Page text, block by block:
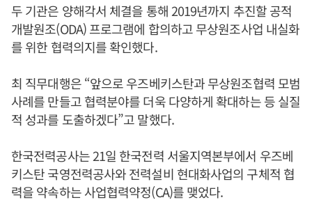
두 기관은 양해각서 체결을 통해 2019년까지 추진할 공적
개발원조(ODA) 프로그램에 합의하고 무상원조사업 내실화
를 위한 협력의지를 확인했다.
최 직무대행은 “앞으로 우즈베키스탄과 무상원조협력 모범
사례를 만들고 협력분야를 더욱 다양하게 확대하는 등 실질
적 성과를 도출하겠다”고 말했다.
한국전력공사는 21일 한국전력 서울지역본부에서 우즈베
키스탄 국영전력공사와 전력설비 현대화사업의 구체적 협
력을 약속하는 사업협력약정(CA)를 맺었다.